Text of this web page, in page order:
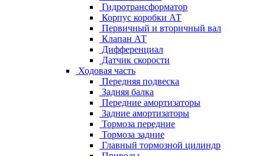
Гидротрансформатор
Корпус коробки АТ
Первичный и вторичный вал
Клапан АТ
Дифференциал
Датчик скорости
Ходовая часть
Передняя подвеска
Задняя балка
Передние амортизаторы
Задние амортизаторы
Тормоза передние
Тормоза задние
Главный тормозной цилиндр